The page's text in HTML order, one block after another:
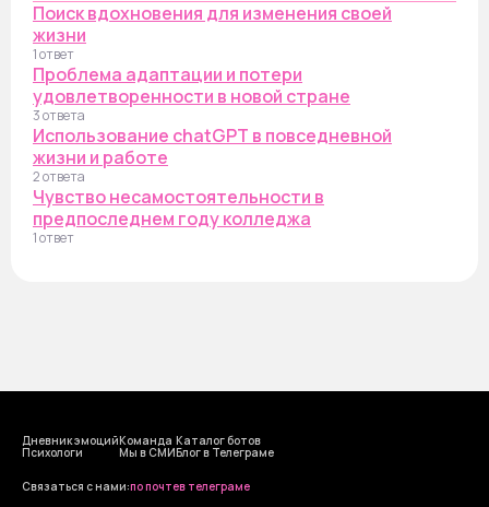
Поиск вдохновения для изменения своей
жизни
1 ответ
Проблема адаптации и потери
удовлетворенности в новой стране
3 ответа
Использование chatGPT в повседневной
жизни и работе
2 ответа
Чувство несамостоятельности в
предпоследнем году колледжа
1 ответ
Дневник эмоций
Психологи
Команда
Мы в СМИ
Каталог ботов
Блог в Телеграме
Cвязаться с нами:по почтев телеграме